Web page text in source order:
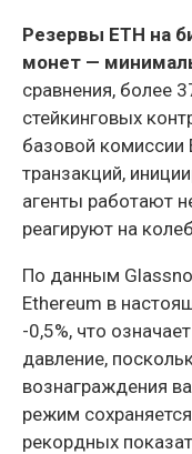
Резервы ETH на
монет —
сравнения, более
стейкинговых
базовой комиссии
транзакций,
агенты работают
реагируют на
По данным
Ethereum в
-0,5%, что
давление,
вознаграждения
режим
рекордных